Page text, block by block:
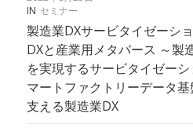
IN セミナー
製造業DXサービタイゼーシ
DXと産業用メタバース ～製
を実現するサービタイゼー
マートファクトリーデータ
支える製造業DX